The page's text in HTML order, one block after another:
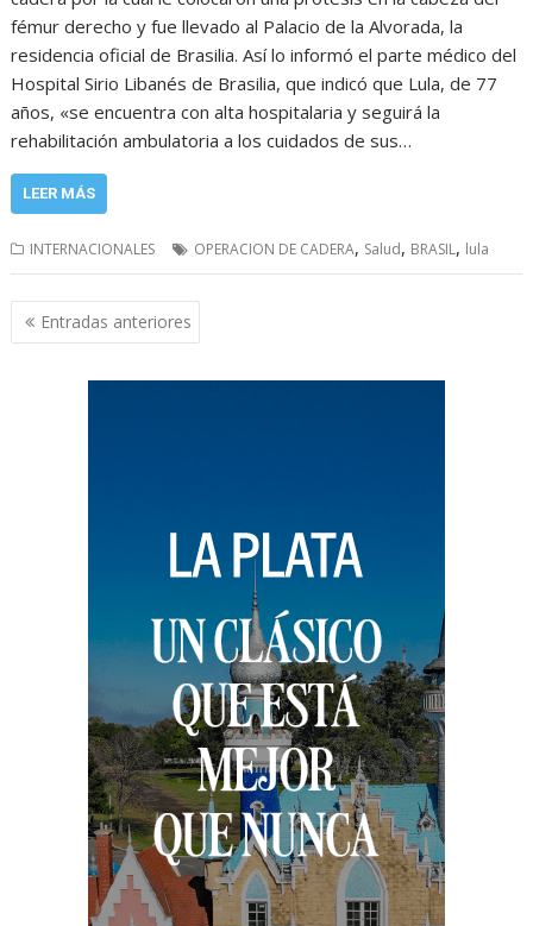
fémur derecho y fue llevado al Palacio de la Alvorada, la
residencia oficial de Brasilia. Así lo informó el parte médico del
Hospital Sirio Libanés de Brasilia, que indicó que Lula, de 77
años, «se encuentra con alta hospitalaria y seguirá la
rehabilitación ambulatoria a los cuidados de sus…
LEER MÁS
INTERNACIONALES OPERACION DE CADERA, Salud, BRASIL, lula
Navegación
de
entradas
Entradas anteriores